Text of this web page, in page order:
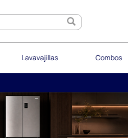
Lavavajillas Combos